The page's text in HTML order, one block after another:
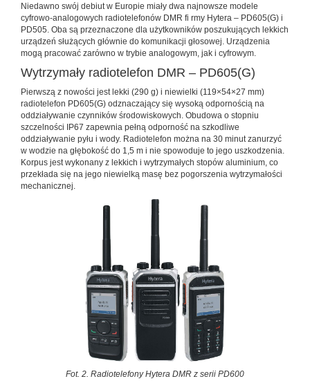
Niedawno swój debiut w Europie miały dwa najnowsze modele
cyfrowo-analogowych radiotelefonów DMR fi rmy Hytera – PD605(G) i
PD505. Oba są przeznaczone dla użytkowników poszukujących lekkich
urządzeń służących głównie do komunikacji głosowej. Urządzenia
mogą pracować zarówno w trybie analogowym, jak i cyfrowym.
Wytrzymały radiotelefon DMR – PD605(G)
Pierwszą z nowości jest lekki (290 g) i niewielki (119×54×27 mm)
radiotelefon PD605(G) odznaczający się wysoką odpornością na
oddziaływanie czynników środowiskowych. Obudowa o stopniu
szczelności IP67 zapewnia pełną odporność na szkodliwe
oddziaływanie pyłu i wody. Radiotelefon można na 30 minut zanurzyć
w wodzie na głębokość do 1,5 m i nie spowoduje to jego uszkodzenia.
Korpus jest wykonany z lekkich i wytrzymałych stopów aluminium, co
przekłada się na jego niewielką masę bez pogorszenia wytrzymałości
mechanicznej.
Fot. 2. Radiotelefony Hytera DMR z serii PD600